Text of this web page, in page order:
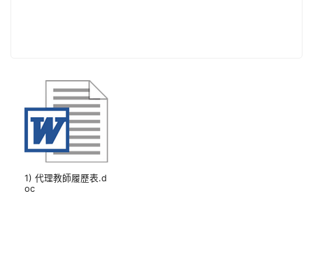
1) 代理教師履歷表.d
oc